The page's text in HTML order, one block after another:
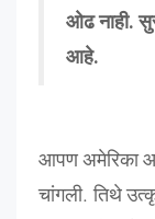
ओढ नाही.
आहे.
आपणअमेरिका
चांगली.तिथे